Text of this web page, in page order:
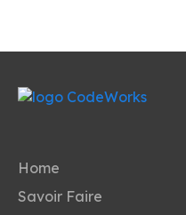
Home
Savoir Faire